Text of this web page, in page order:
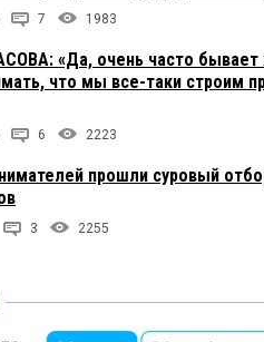
7 1983
«Да, очень часто
что мы все-таки строим
6 2223
прошли суровый
3 2255